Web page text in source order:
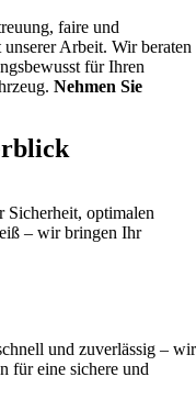
faire und
Arbeit. Wir beraten
für Ihren
Nehmen Sie
Sicherheit, optimalen
– wir bringen Ihr
und zuverlässig – wir
für eine sichere und